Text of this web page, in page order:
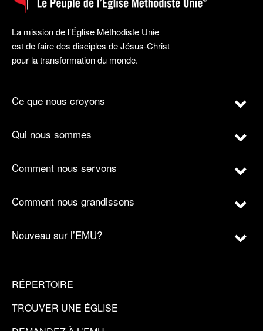
La mission de l’Église Méthodiste Unie
est de faire des disciples de Jésus-Christ
pour la transformation du monde.
Ce que nous croyons
Qui nous sommes
Comment nous servons
Comment nous grandissons
Nouveau sur l’EMU?
RÉPERTOIRE
TROUVER UNE ÉGLISE